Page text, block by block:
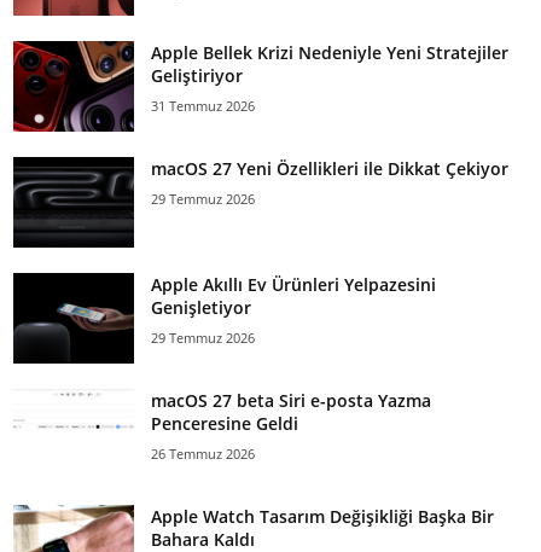
Apple Bellek Krizi Nedeniyle Yeni Stratejiler
Geliştiriyor
31 Temmuz 2026
macOS 27 Yeni Özellikleri ile Dikkat Çekiyor
29 Temmuz 2026
Apple Akıllı Ev Ürünleri Yelpazesini
Genişletiyor
29 Temmuz 2026
macOS 27 beta Siri e-posta Yazma
Penceresine Geldi
26 Temmuz 2026
Apple Watch Tasarım Değişikliği Başka Bir
Bahara Kaldı